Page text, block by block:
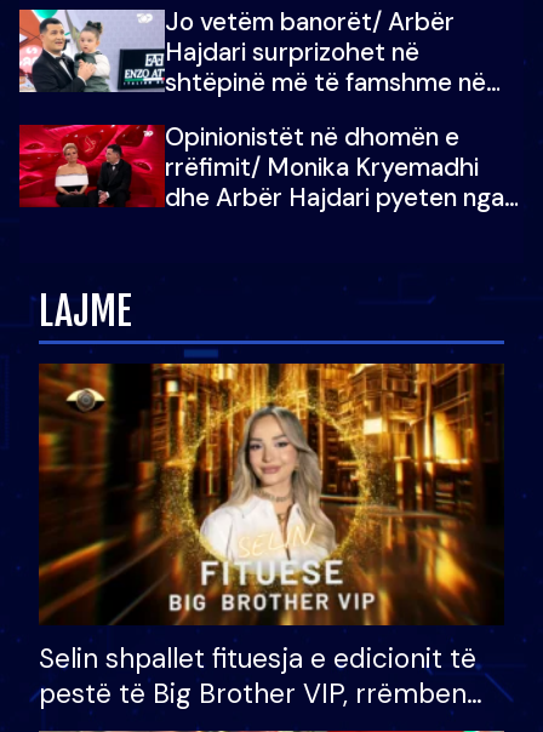
çoja luftën time deri në fund
Jo vetëm banorët/ Arbër
Hajdari surprizohet në
shtëpinë më të famshme në
vajzën e tij
Opinionistët në dhomën e
rrëfimit/ Monika Kryemadhi
dhe Arbër Hajdari pyeten nga
LAJME
Selin shpallet fituesja e edicionit të
pestë të Big Brother VIP, rrëmben